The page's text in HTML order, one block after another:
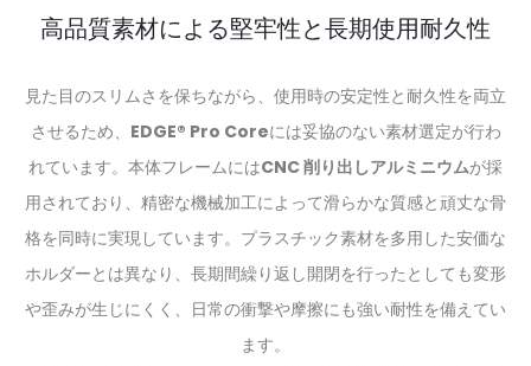
高品質素材による堅牢性と長期使用耐久性
見た目のスリムさを保ちながら、使用時の安定性と耐久性を両立
させるため、 EDGE® Pro Coreには妥協のない素材選定が行わ
れています。本体フレームにはCNC 削り出しアルミニウムが採
用されており、精密な機械加工によって滑らかな質感と頑丈な骨
格を同時に実現しています。プラスチック素材を多用した安価な
ホルダーとは異なり、長期間繰り返し開閉を行ったとしても変形
や歪みが生じにくく、日常の衝撃や摩擦にも強い耐性を備えてい
ます。